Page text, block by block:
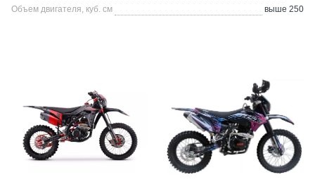
Объем двигателя, куб. см
выше 250